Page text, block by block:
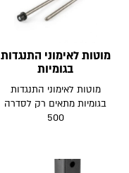
מוטות לאימוני התנגדות
בגומיות
מוטות לאימוני התנגדות
בגומיות מתאים רק לסדרה
500